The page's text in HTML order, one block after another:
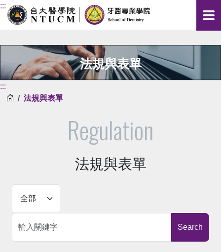
:::
法規與表單
:::
首頁法規與表單
Regulation
法規與表單
Search